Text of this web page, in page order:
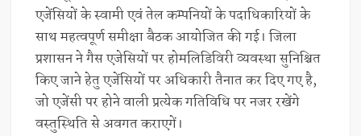
एजेंसियों के स्वामी एवं तेल कम्पनियों के पदाधिकारियों के
साथ महत्वपूर्ण समीक्षा बैठक आयोजित की गई। जिला
प्रशासन ने गैस एजेसियों पर होमलिडिविरी व्यवस्था सुनिश्चित
किए जाने हेतु एजेंसियों पर अधिकारी तैनात कर दिए गए है,
जो एजेंसी पर होने वाली प्रत्येक गतिविधि पर नजर रखेंगे
वस्तुस्थिति से अवगत कराएगें।